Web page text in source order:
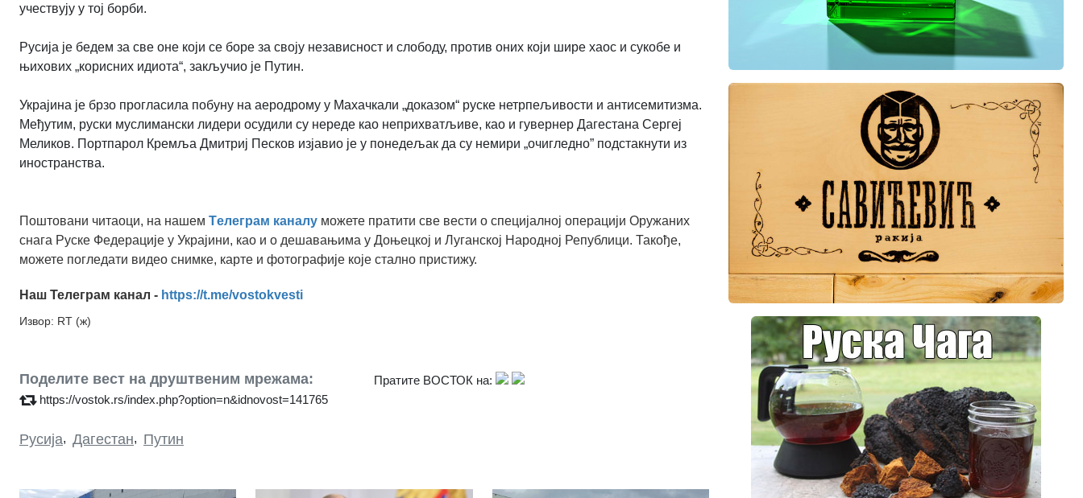
учествују у тој борби.
Русија је бедем за све оне који се боре за своју независност и слободу, против оних који шире хаос и сукобе и
њихових „корисних идиота“, закључио је Путин.
Украјина је брзо прогласила побуну на аеродрому у Махачкали „доказом“ руске нетрпељивости и антисемитизма.
Међутим, руски муслимански лидери осудили су нереде као неприхватљиве, као и гувернер Дагестана Сергеј
Меликов. Портпарол Кремља Дмитриј Песков изјавио је у понедељак да су немири „очигледно” подстакнути из
иностранства.
Поштовани читаоци, на нашем Tелеграм каналу можете пратити све вести о специјалној операцији Оружаних
снага Руске Федерације у Украјини, као и о дешавањима у Доњецкој и Луганској Народној Републици. Такође,
можете погледати видео снимке, карте и фотографије које стално пристижу.
Наш Телеграм канал - https://t.me/vostokvesti
Извор: RT (ж)
Поделите вест на друштвеним мрежама:
https://vostok.rs/index.php?option=n&idnovost=141765
Пратите ВОСТОК на:
Русија, Дагестан, Путин